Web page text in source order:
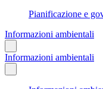
Pianificazione e
Informazioni ambientali
Informazioni ambientali